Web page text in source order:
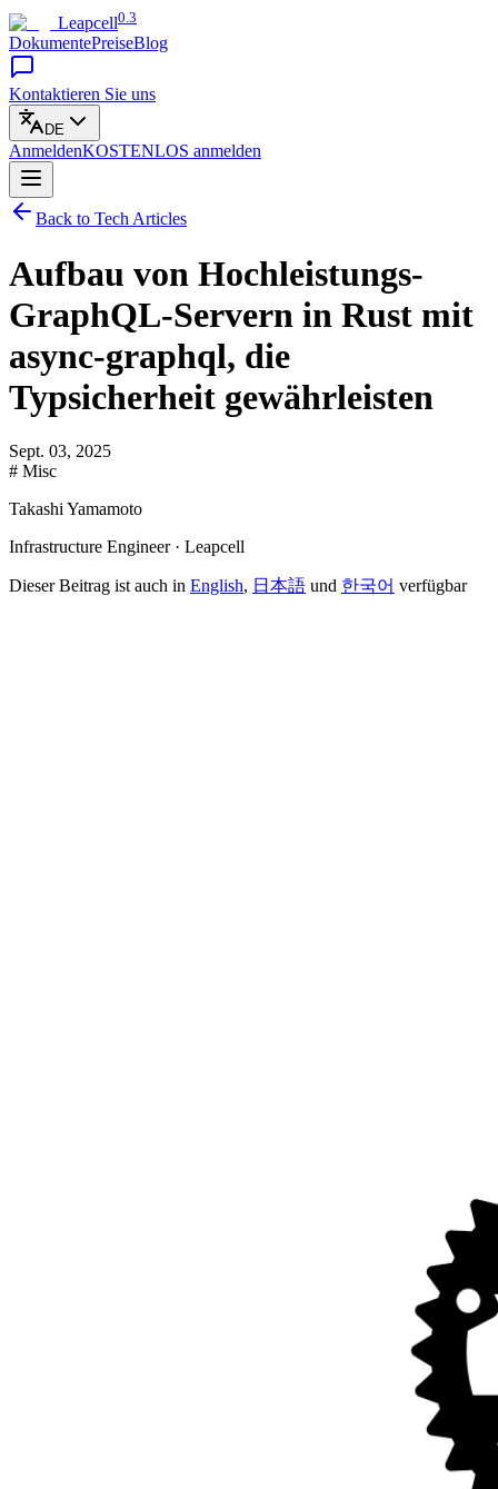
Leapcell0.3
DokumentePreiseBlog
Kontaktieren Sie uns
DE
AnmeldenKOSTENLOS anmelden
Back to Tech Articles
Aufbau von Hochleistungs-
GraphQL-Servern in Rust mit
async-graphql, die
Typsicherheit gewährleisten
Sept. 03, 2025
# Misc
Takashi Yamamoto
Infrastructure Engineer · Leapcell
Dieser Beitrag ist auch in English, 日本語 und 한국어 verfügbar